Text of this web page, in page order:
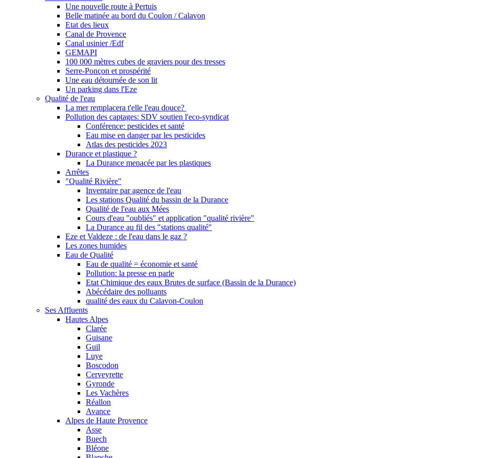
Une nouvelle route à Pertuis
Belle matinée au bord du Coulon / Calavon
Etat des lieux
Canal de Provence
Canal usinier /Edf
GEMAPI
100 000 mètres cubes de graviers pour des tresses
Serre-Ponçon et prospérité
Une eau détournée de son lit
Un parking dans l'Eze
Qualité de l'eau
La mer remplacera t'elle l'eau douce?
Pollution des captages: SDV soutien l'eco-syndicat
Conférence: pesticides et santé
Eau mise en danger par les pesticides
Atlas des pesticides 2023
Durance et plastique ?
La Durance menacée par les plastiques
Arrêtes
"Qualité Rivière"
Inventaire par agence de l'eau
Les stations Qualité du bassin de la Durance
Qualité de l'eau aux Mées
Cours d'eau "oubliés" et application "qualité rivière"
La Durance au fil des "stations qualité"
Eze et Valdeze : de l'eau dans le gaz ?
Les zones humides
Eau de Qualité
Eau de qualité = économie et santé
Pollution: la presse en parle
Etat Chimique des eaux Brutes de surface (Bassin de la Durance)
Abécédaire des polluants
qualité des eaux du Calavon-Coulon
Ses Affluents
Hautes Alpes
Clarée
Guisane
Guil
Luye
Boscodon
Cerveyrette
Gyronde
Les Vachères
Réallon
Avance
Alpes de Haute Provence
Asse
Buech
Bléone